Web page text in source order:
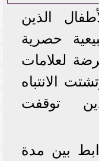
الذين
حصرية
لعلامات
الانتباه
توقفت
بين مدة